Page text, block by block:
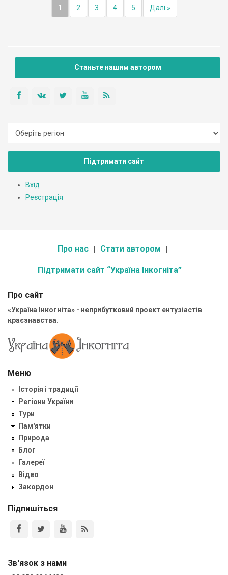
1 2 3 4 5 Далі »
Станьте нашим автором
Підтримати сайт
Вхід
Реєстрація
Про нас Стати автором
Підтримати сайт “Україна Інкогніта”
Про сайт
«Україна Інкогніта» - неприбутковий проект ентузіастів
краєзнавства.
Меню
Історія і традиції
Регіони України
Тури
Пам'ятки
Природа
Блог
Галереї
Відео
Закордон
Підпишіться
Зв'язок з нами